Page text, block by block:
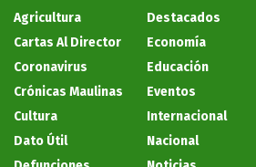
Agricultura
Cartas Al Director
Coronavirus
Crónicas Maulinas
Cultura
Dato Útil
Destacados
Economía
Educación
Eventos
Internacional
Nacional